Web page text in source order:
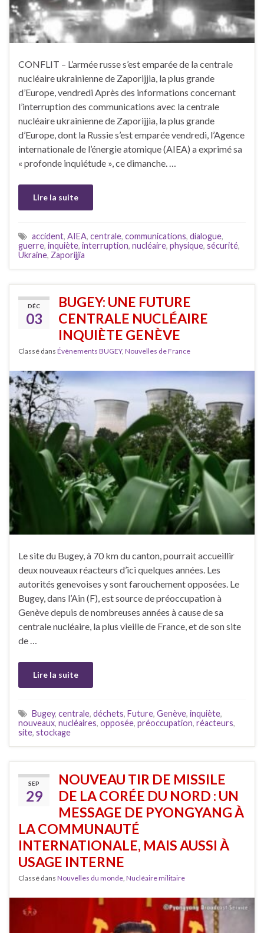
CONFLIT – L’armée russe s’est emparée de la centrale
nucléaire ukrainienne de Zaporijjia, la plus grande
d’Europe, vendredi Après des informations concernant
l’interruption des communications avec la centrale
nucléaire ukrainienne de Zaporijjia, la plus grande
d’Europe, dont la Russie s’est emparée vendredi, l’Agence
internationale de l’énergie atomique (AIEA) a exprimé sa
« profonde inquiétude », ce dimanche. …
Lire la suite
accident, AIEA, centrale, communications, dialogue,
guerre, inquiète, interruption, nucléaire, physique, sécurité,
Ukraine, Zaporijjia
DÉC
03
BUGEY: UNE FUTURE
CENTRALE NUCLÉAIRE
INQUIÈTE GENÈVE
Classé dans Évènements BUGEY, Nouvelles de France
Le site du Bugey, à 70 km du canton, pourrait accueillir
deux nouveaux réacteurs d’ici quelques années. Les
autorités genevoises y sont farouchement opposées. Le
Bugey, dans l’Ain (F), est source de préoccupation à
Genève depuis de nombreuses années à cause de sa
centrale nucléaire, la plus vieille de France, et de son site
de …
Lire la suite
Bugey, centrale, déchets, Future, Genève, inquiète,
nouveaux, nucléaires, opposée, préoccupation, réacteurs,
site, stockage
SEP
29
NOUVEAU TIR DE MISSILE
DE LA CORÉE DU NORD : UN
MESSAGE DE PYONGYANG À
LA COMMUNAUTÉ
INTERNATIONALE, MAIS AUSSI À
USAGE INTERNE
Classé dans Nouvelles du monde Nucléaire militaire